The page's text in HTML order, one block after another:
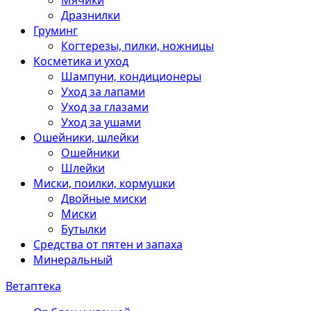
Дразнилки
Груминг
Когтерезы, пилки, ножницы
Косметика и уход
Шампуни, кондиционеры
Уход за лапами
Уход за глазами
Уход за ушами
Ошейники, шлейки
Ошейники
Шлейки
Миски, поилки, кормушки
Двойные миски
Миски
Бутылки
Средства от пятен и запаха
Минеральный
Ветаптека